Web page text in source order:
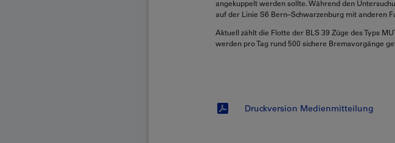
angekuppelt werden sollte. Während den
auf der Linie S6 Bern–Schwarzenburg mit anderen
Aktuell zählt die Flotte der BLS 39 Züge des Typs
werden pro Tag rund 500 sichere Bremsvorgänge
Druckversion Medienmitteilung